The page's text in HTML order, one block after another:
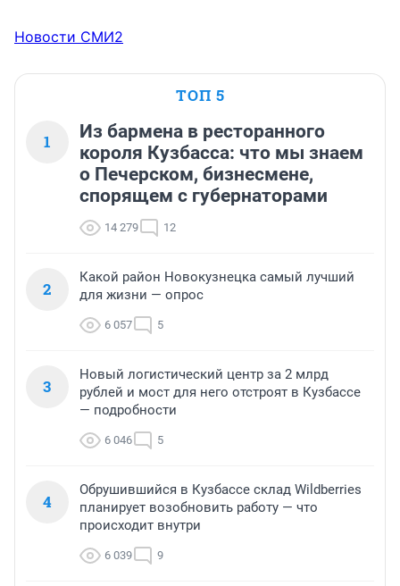
Новости СМИ2
ТОП 5
1
Из бармена в ресторанного
короля Кузбасса: что мы знаем
о Печерском, бизнесмене,
спорящем с губернаторами
14 279 12
2
Какой район Новокузнецка самый лучший
для жизни — опрос
6 057 5
3
Новый логистический центр за 2 млрд
рублей и мост для него отстроят в Кузбассе
— подробности
6 046 5
4
Обрушившийся в Кузбассе склад Wildberries
планирует возобновить работу — что
происходит внутри
6 039 9